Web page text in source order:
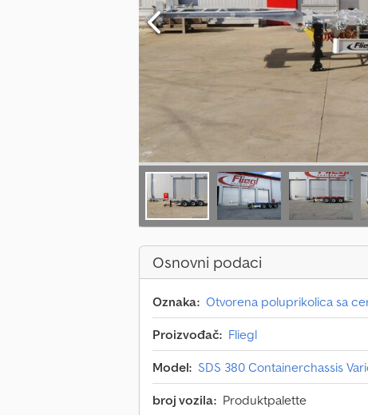
Osnovni podaci
Oznaka: Otvorena poluprikolica sa
Proizvođač: Fliegl
Model: SDS 380 Containerchassis
broj vozila: Produktpalette